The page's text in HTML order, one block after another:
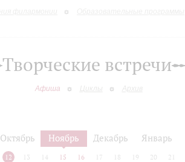
Творческие встречи
Афиша Циклы Архив
Октябрь Ноябрь Декабрь Январь
12 13 14 15 16 17 18 19 20 21